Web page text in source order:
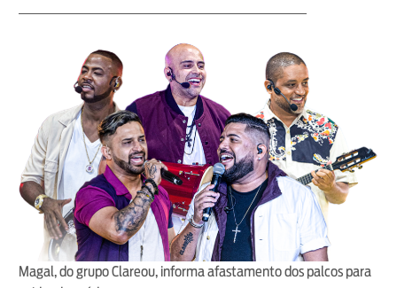
Magal, do grupo Clareou, informa afastamento dos palcos para